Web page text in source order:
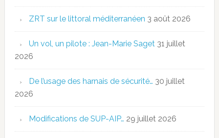
ZRT sur le littoral méditerranéen 3 août 2026
Un vol, un pilote : Jean-Marie Saget 31 juillet
2026
De l’usage des harnais de sécurité… 30 juillet
2026
Modifications de SUP-AIP… 29 juillet 2026